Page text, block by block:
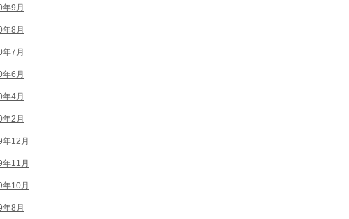
9月
8月
7月
6月
4月
2月
12月
11月
10月
8月